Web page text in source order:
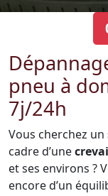
pneu à
7j/24h
Vous cherchez un
cadre d’une
et ses environs ?
encore d’un